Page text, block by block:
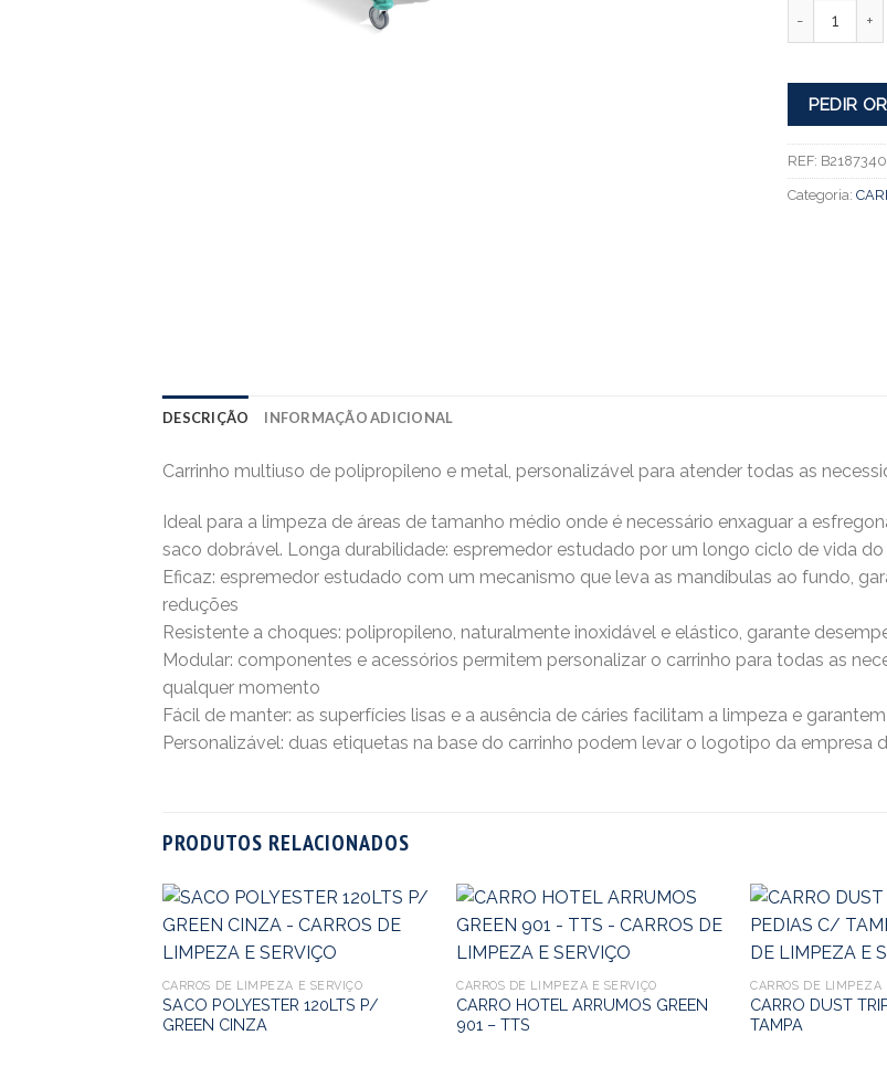
PEDIR
REF:
Categoria:
DESCRIÇÃO INFORMAÇÃO ADICIONAL
Carrinho multiuso de polipropileno e metal, personalizável para atender todas as
Ideal para a limpeza de áreas de tamanho médio onde é necessário enxaguar a
saco dobrável. Longa durabilidade: espremedor estudado por um longo ciclo de vida
Eficaz: espremedor estudado com um mecanismo que leva as mandíbulas ao fundo,
reduções
Resistente a choques: polipropileno, naturalmente inoxidável e elástico, garante
Modular: componentes e acessórios permitem personalizar o carrinho para todas as
qualquer momento
Fácil de manter: as superfícies lisas e a ausência de cáries facilitam a limpeza e
Personalizável: duas etiquetas na base do carrinho podem levar o logotipo da empresa
PRODUTOS RELACIONADOS
CARROS DE LIMPEZA E SERVIÇO
SACO POLYESTER 120LTS P/
GREEN CINZA
CARROS DE LIMPEZA E SERVIÇO
CARRO HOTEL ARRUMOS GREEN
901 – TTS
CARROS DE LIMPEZA
CARRO DUST
TAMPA